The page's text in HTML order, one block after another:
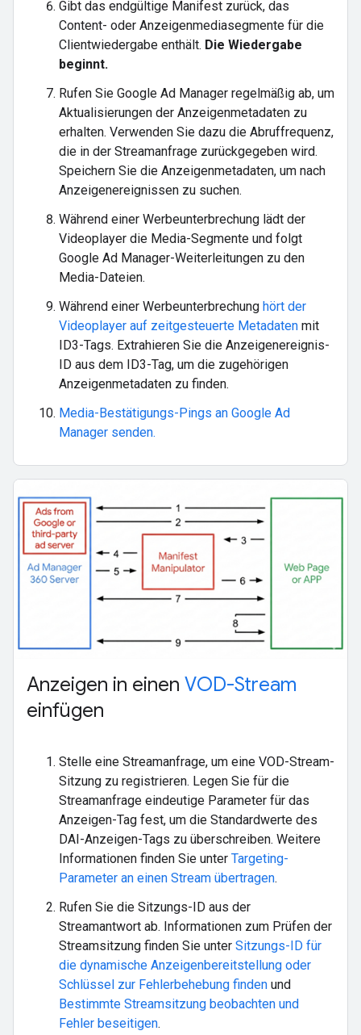
Gibt das endgültige Manifest zurück, das
Content- oder Anzeigenmediasegmente für die
Clientwiedergabe enthält. Die Wiedergabe
beginnt.
Rufen Sie Google Ad Manager regelmäßig ab, um
Aktualisierungen der Anzeigenmetadaten zu
erhalten. Verwenden Sie dazu die Abruffrequenz,
die in der Streamanfrage zurückgegeben wird.
Speichern Sie die Anzeigenmetadaten, um nach
Anzeigenereignissen zu suchen.
Während einer Werbeunterbrechung lädt der
Videoplayer die Media-Segmente und folgt
Google Ad Manager-Weiterleitungen zu den
Media-Dateien.
Während einer Werbeunterbrechung hört der
Videoplayer auf zeitgesteuerte Metadaten mit
ID3-Tags. Extrahieren Sie die Anzeigenereignis-
ID aus dem ID3-Tag, um die zugehörigen
Anzeigenmetadaten zu finden.
Media-Bestätigungs-Pings an Google Ad
Manager senden.
Anzeigen in einen VOD-Stream
einfügen
Stelle eine Streamanfrage, um eine VOD-Stream-
Sitzung zu registrieren. Legen Sie für die
Streamanfrage eindeutige Parameter für das
Anzeigen-Tag fest, um die Standardwerte des
DAI-Anzeigen-Tags zu überschreiben. Weitere
Informationen finden Sie unter Targeting-
Parameter an einen Stream übertragen.
Rufen Sie die Sitzungs-ID aus der
Streamantwort ab. Informationen zum Prüfen der
Streamsitzung finden Sie unter Sitzungs-ID für
die dynamische Anzeigenbereitstellung oder
Schlüssel zur Fehlerbehebung finden und
Bestimmte Streamsitzung beobachten und
Fehler beseitigen.